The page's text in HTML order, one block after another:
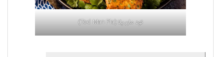
تود مان پلا (Tod Man Pla)